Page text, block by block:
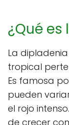
¿Qué
La
tropical
Es famosa
pueden
el rojo
de crecer